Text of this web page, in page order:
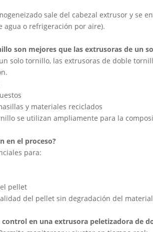
sale del cabezal extrusor y se
agua o refrigeración por aire).
son mejores que las extrusoras de un
solo tornillo, las extrusoras de doble
y materiales reciclados
se utilizan ampliamente para la
en el proceso?
para:
pellet
del pellet sin degradación del
en una extrusora peletizadora de